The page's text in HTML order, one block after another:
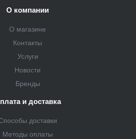
О компании
О магазине
Контакты
Услуги
Новости
Бренды
и доставка
доставки
Методы оплаты